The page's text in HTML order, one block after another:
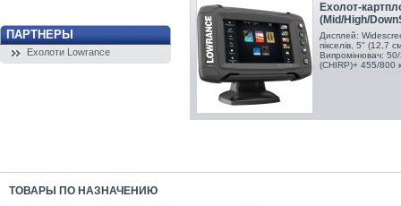
ПАРТНЕРЫ
Ехолоти Lowrance
Ехолот-
(Mid/High/
Дисплей:
пікселів, 5" (12,7
Випромінювач:
(CHIRP)+ 455/800
ТОВАРЫ ПО НАЗНАЧЕНИЮ